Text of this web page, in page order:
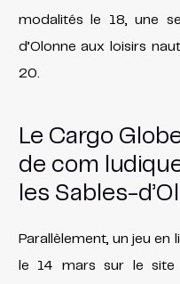
modalités le 18, une
d’Olonne aux loisirs
20.
Le Cargo
de com
les Sables-
Parallèlement, un jeu en
le 14 mars sur le